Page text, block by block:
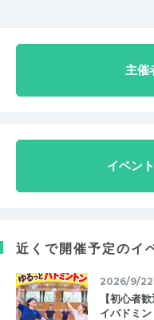
主催
イベン
近くで開催予定のイ
2026/9/
【初心者
イバドミ